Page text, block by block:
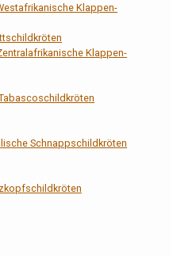
Klappen-
Klappen-
Schnappschildkröten